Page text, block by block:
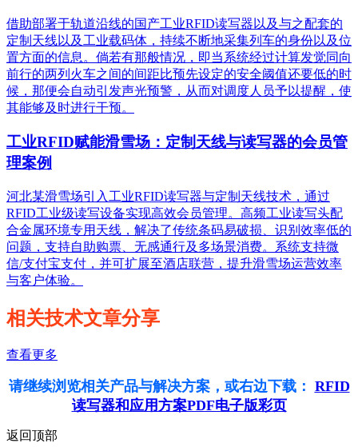
借助部署于轨道沿线的国产工业RFID读写器以及与之配套的
定制天线以及工业载码体，持续不断地采集列车的身份以及位
置方面的信息。倘若有那般情况，即当系统经过计算发觉同向
前行的两列火车之间的间距比预先设定的安全阈值还要低的时
候，那便会自动引发声光预警，从而对调度人员予以提醒，使
其能够及时进行干预。
工业RFID赋能滑雪场：定制天线与读写器的会员管
理案例
河北某滑雪场引入工业RFID读写器与定制天线技术，通过
RFID工业级读写设备实现高效会员管理。高频工业读写头配
合金属环境专用天线，解决了传统条码易破损、识别效率低的
问题，支持自助购票、无感通行及多场景消费。系统支持微
信/支付宝支付，并可扩展至酒店联营，提升滑雪场运营效率
与客户体验。
相关技术文章分享
查看更多
请继续浏览相关产品与解决方案，或右边下载： RFID
读写器和应用方案PDF电子版彩页
返回顶部